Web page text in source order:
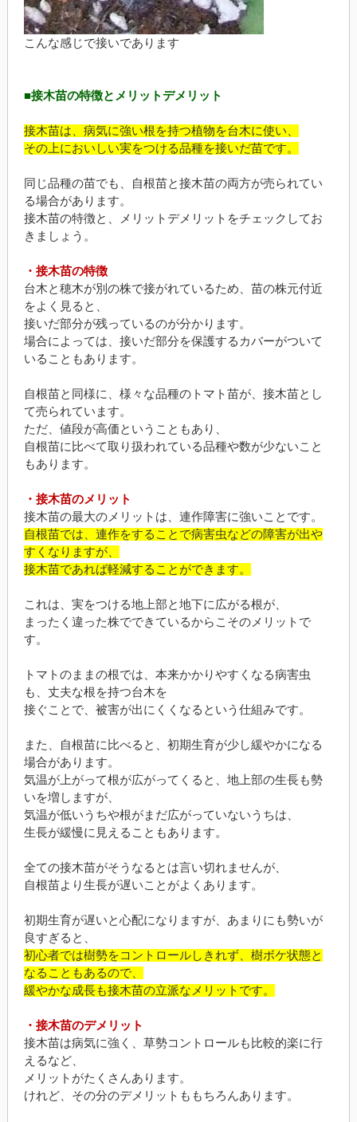
こんな感じで接いであります
■接木苗の特徴とメリットデメリット
接木苗は、病気に強い根を持つ植物を台木に使い、
その上においしい実をつける品種を接いだ苗です。
同じ品種の苗でも、自根苗と接木苗の両方が売られてい
る場合があります。
接木苗の特徴と、メリットデメリットをチェックしてお
きましょう。
・接木苗の特徴
台木と穂木が別の株で接がれているため、苗の株元付近
をよく見ると、
接いだ部分が残っているのが分かります。
場合によっては、接いだ部分を保護するカバーがついて
いることもあります。
自根苗と同様に、様々な品種のトマト苗が、接木苗とし
て売られています。
ただ、値段が高価ということもあり、
自根苗に比べて取り扱われている品種や数が少ないこと
もあります。
・接木苗のメリット
接木苗の最大のメリットは、連作障害に強いことです。
自根苗では、連作をすることで病害虫などの障害が出や
すくなりますが、
接木苗であれば軽減することができます。
これは、実をつける地上部と地下に広がる根が、
まったく違った株でできているからこそのメリットで
す。
トマトのままの根では、本来かかりやすくなる病害虫
も、丈夫な根を持つ台木を
接ぐことで、被害が出にくくなるという仕組みです。
また、自根苗に比べると、初期生育が少し緩やかになる
場合があります。
気温が上がって根が広がってくると、地上部の生長も勢
いを増しますが、
気温が低いうちや根がまだ広がっていないうちは、
生長が緩慢に見えることもあります。
全ての接木苗がそうなるとは言い切れませんが、
自根苗より生長が遅いことがよくあります。
初期生育が遅いと心配になりますが、あまりにも勢いが
良すぎると、
初心者では樹勢をコントロールしきれず、樹ボケ状態と
なることもあるので、
緩やかな成長も接木苗の立派なメリットです。
・接木苗のデメリット
接木苗は病気に強く、草勢コントロールも比較的楽に行
えるなど、
メリットがたくさんあります。
けれど、その分のデメリットももちろんあります。